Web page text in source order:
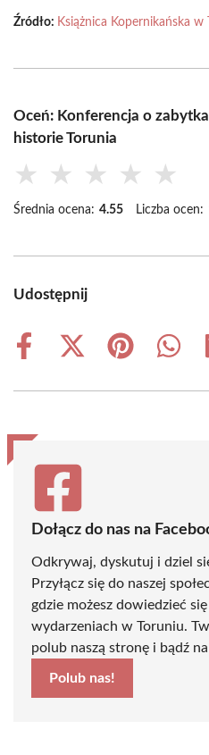
Źródło: Książnica Kopernikańska w
Oceń: Konferencja o
historie Torunia
★ ★ ★ ★ ★
Średnia ocena: 4.55 Liczba ocen:
Udostępnij
Share
Share
(Twitter)
Share
Share
Dołącz do nas na
Odkrywaj, dyskutuj i dziel
Przyłącz się do naszej
gdzie możesz dowiedzieć
wydarzeniach w Toruniu.
polub naszą stronę i bądź
Polub nas!